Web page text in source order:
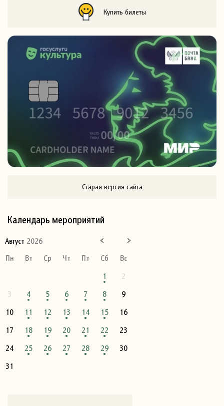
Купить билеты
Старая версия сайта
Календарь мероприятий
Август 2026
Пн
Вт Ср Чт Пт Сб
Вс
1
2
3
4 5 6 7 8
9
10
11 12 13 14 15
16
17
18 19 20 21 22
23
24
25 26 27 28 29
30
31